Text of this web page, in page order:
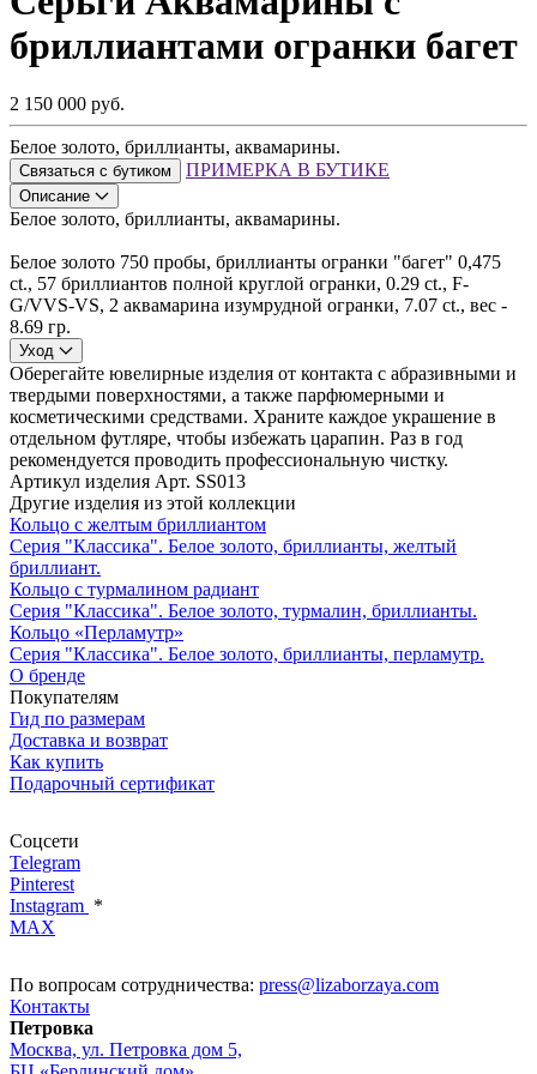
бриллиантами огранки багет
2 150 000 руб.
Белое золото, бриллианты, аквамарины.
Связаться с бутиком ПРИМЕРКА В БУТИКЕ
Описание
Белое золото, бриллианты, аквамарины.
Белое золото 750 пробы, бриллианты огранки "багет" 0,475
ct., 57 бриллиантов полной круглой огранки, 0.29 ct., F-
G/VVS-VS, 2 аквамарина изумрудной огранки, 7.07 ct., вес -
8.69 гр.
Уход
Оберегайте ювелирные изделия от контакта с абразивными и
твердыми поверхностями, а также парфюмерными и
косметическими средствами. Храните каждое украшение в
отдельном футляре, чтобы избежать царапин. Раз в год
рекомендуется проводить профессиональную чистку.
Артикул изделия Арт. SS013
Другие изделия из этой коллекции
Кольцо с желтым бриллиантом
Серия "Классика". Белое золото, бриллианты, желтый
бриллиант.
Кольцо с турмалином радиант
Серия "Классика". Белое золото, турмалин, бриллианты.
Кольцо «Перламутр»
Серия "Классика". Белое золото, бриллианты, перламутр.
О бренде
Покупателям
Гид по размерам
Доставка и возврат
Как купить
Подарочный сертификат
Соцсети
Telegram
Pinterest
Instagram *
MAX
По вопросам сотрудничества: press@lizaborzaya.com
Контакты
Петровка
Москва, ул. Петровка дом 5,